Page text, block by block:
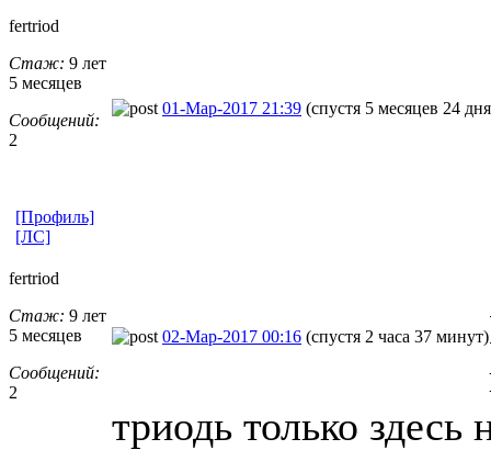
fertriod
Стаж: 9 лет
5 месяцев
Сообщений:
2
01-Мар-2017 21:39 (спустя 5 месяцев 24
[Профиль]
[ЛС]
fertriod
Стаж: 9 лет
5 месяцев
Сообщений:
2
02-Мар-2017 00:16 (спустя 2 часа 37 минут)
триодь только